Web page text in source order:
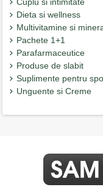
Dieta si wellness
Multivitamine si
Pachete 1+1
Parafarmaceutice
Produse de slabit
Suplimente pentru
Unguente si Creme